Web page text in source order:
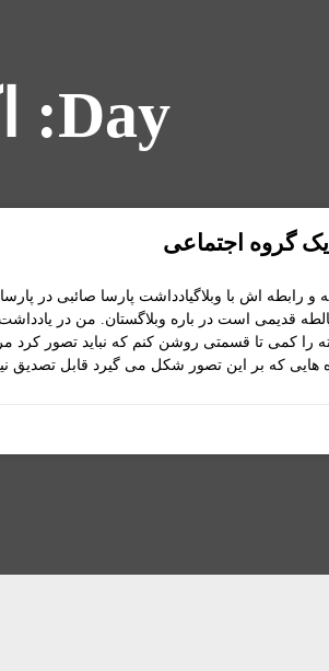
Day: اکتبر 18, 2005
يک گروه اجتماعی
و رابطه اش با وبلاگيادداشت پارسا صائبی در
قديمی است در باره وبلاگستان. من در يادداشت
را کمی تا قسمتی روشن کنم که نبايد تصور کرد
هايی که بر اين تصور شکل می گيرد قابل تصديق